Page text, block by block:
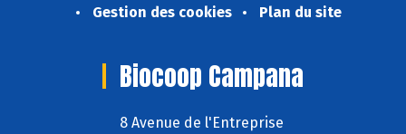
Gestion des cookies
Plan du site
Biocoop Campana
8 Avenue de l'Entreprise